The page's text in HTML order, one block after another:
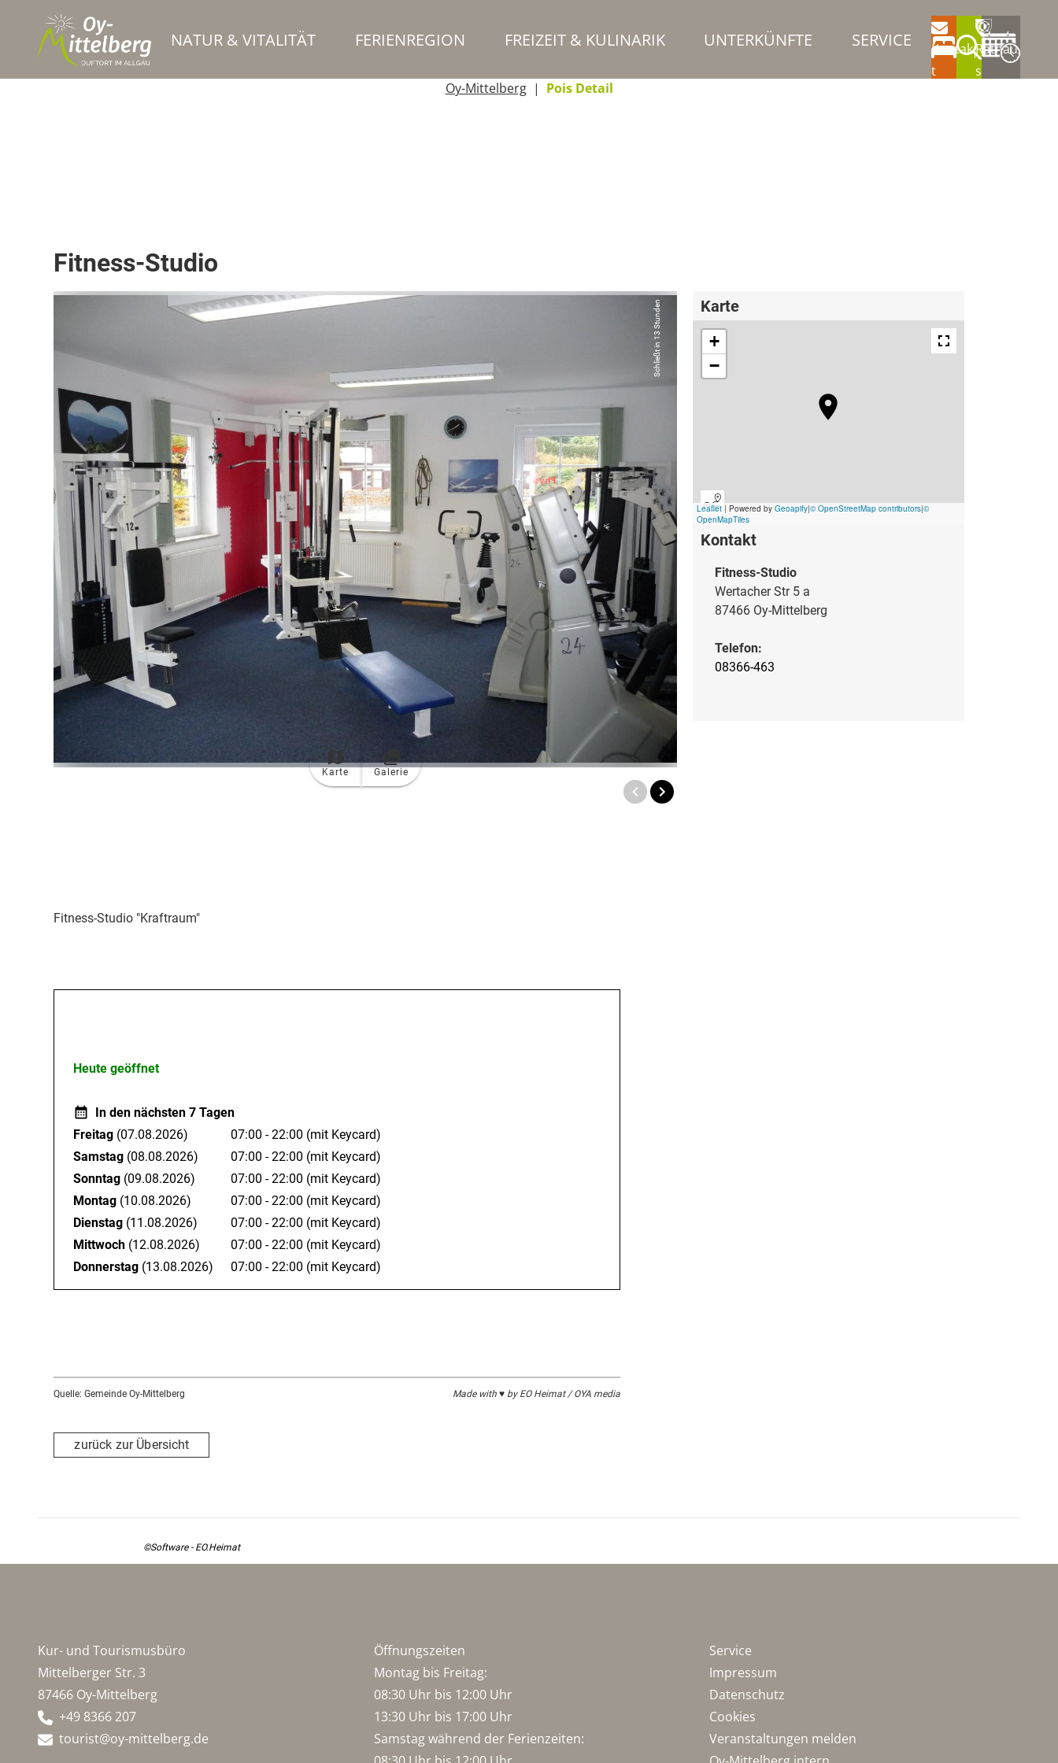
NATUR & VITALITÄT FERIENREGION FREIZEIT & KULINARIK UNTERKÜNFTE SERVICE
Kontak
t
Rathau
s
Oy-Mittelberg
Pois Detail
Fitness-Studio
Schließt in 13 Stunden
Karte Galerie
Fitness-Studio "Kraftraum"
Heute geöffnet
In den nächsten 7 Tagen
Freitag (07.08.2026) 07:00 - 22:00 (mit Keycard)
Samstag (08.08.2026) 07:00 - 22:00 (mit Keycard)
Sonntag (09.08.2026) 07:00 - 22:00 (mit Keycard)
Montag (10.08.2026) 07:00 - 22:00 (mit Keycard)
Dienstag (11.08.2026) 07:00 - 22:00 (mit Keycard)
Mittwoch (12.08.2026) 07:00 - 22:00 (mit Keycard)
Donnerstag (13.08.2026) 07:00 - 22:00 (mit Keycard)
Quelle: Gemeinde Oy-Mittelberg Made with ♥ by EO Heimat / OYA media
zurück zur Übersicht
Karte
Kontakt
Fitness-Studio
Wertacher Str 5 a
87466 Oy-Mittelberg
Telefon:
08366-463
©Software - EO.Heimat
Kur- und Tourismusbüro
Mittelberger Str. 3
87466 Oy-Mittelberg
+49 8366 207
tourist@oy-mittelberg.de
Öffnungszeiten
Montag bis Freitag:
08:30 Uhr bis 12:00 Uhr
13:30 Uhr bis 17:00 Uhr
Samstag während der Ferienzeiten:
Service
Impressum
Datenschutz
Cookies
Veranstaltungen melden